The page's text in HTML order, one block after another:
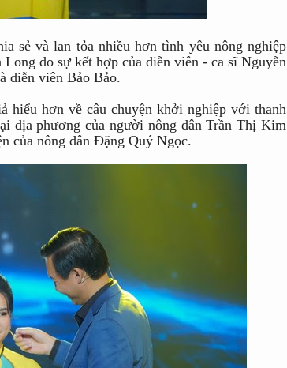
sẻ và lan tỏa nhiều hơn tình yêu nông nghiệp
do sự kết hợp của diễn viên - ca sĩ Nguyễn
diễn viên Bảo Bảo.
hiểu hơn về câu chuyện khởi nghiệp với thanh
địa phương của người nông dân Trần Thị Kim
của nông dân Đặng Quý Ngọc.